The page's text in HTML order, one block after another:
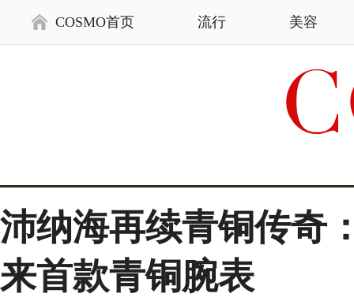
COSMO首页 流行 美容
沛纳海再续青铜传奇
来首款青铜腕表